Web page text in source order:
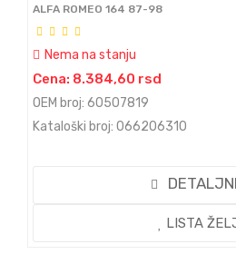
ALFA ROMEO 164 87-98
Nema na stanju
Cena: 8.384,60 rsd
OEM broj: 60507819
Kataloški broj: 066206310
LISTA